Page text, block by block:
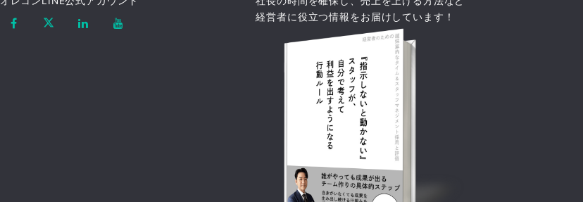
経営者に役立つ情報をお届けしています！